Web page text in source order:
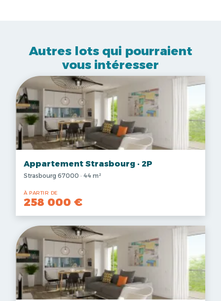
Autres lots qui pourraient
vous intéresser
Appartement Strasbourg · 2P
Strasbourg 67000 · 44 m²
À PARTIR DE
258 000 €